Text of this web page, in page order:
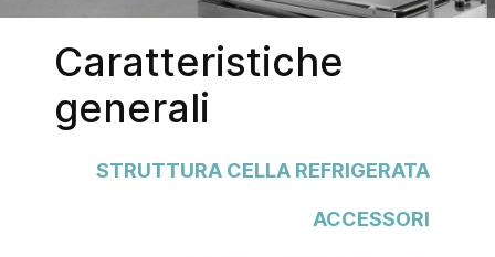
Caratteristiche
generali
STRUTTURA CELLA REFRIGERATA
ACCESSORI